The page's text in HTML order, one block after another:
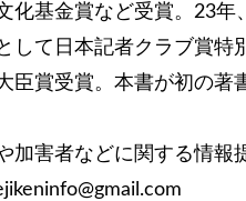
化基金賞など受賞。23年
して日本記者クラブ賞特
臣賞受賞。本書が初の著
加害者などに関する情報